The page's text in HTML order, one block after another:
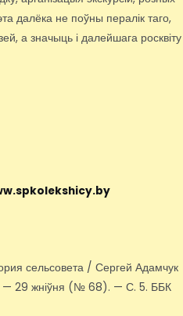
далёка не поўны пералік таго,
а значыць і далейшага росквіту
сельсовета / Сергей Адамчук
— 29 жніўня (№ 68). — С. 5. ББК